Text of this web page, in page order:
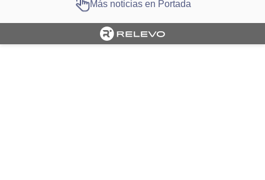
Más noticias en Portada